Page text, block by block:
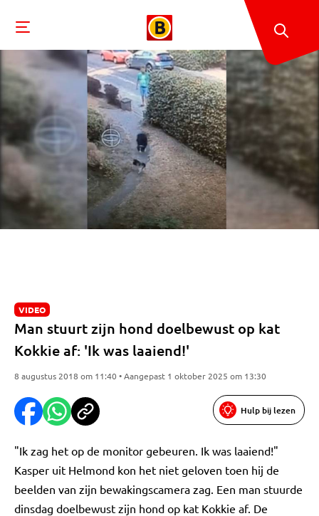
VIDEO
Man stuurt zijn hond doelbewust op kat
Kokkie af: 'Ik was laaiend!'
8 augustus 2018 om 11:40 • Aangepast 1 oktober 2025 om 13:30
Hulp bij lezen
"Ik zag het op de monitor gebeuren. Ik was laaiend!"
Kasper uit Helmond kon het niet geloven toen hij de
beelden van zijn bewakingscamera zag. Een man stuurde
dinsdag doelbewust zijn hond op kat Kokkie af. De